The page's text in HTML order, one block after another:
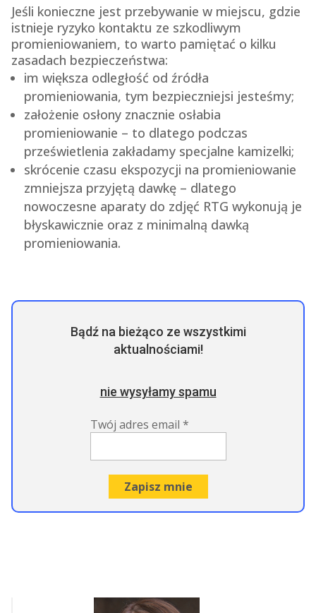
Jeśli konieczne jest przebywanie w miejscu, gdzie
istnieje ryzyko kontaktu ze szkodliwym
promieniowaniem, to warto pamiętać o kilku
zasadach bezpieczeństwa:
im większa odległość od źródła
promieniowania, tym bezpieczniejsi jesteśmy;
założenie osłony znacznie osłabia
promieniowanie – to dlatego podczas
prześwietlenia zakładamy specjalne kamizelki;
skrócenie czasu ekspozycji na promieniowanie
zmniejsza przyjętą dawkę – dlatego
nowoczesne aparaty do zdjęć RTG wykonują je
błyskawicznie oraz z minimalną dawką
promieniowania.
Bądź na bieżąco ze wszystkimi
aktualnościami!
nie wysyłamy spamu
Twój adres email *